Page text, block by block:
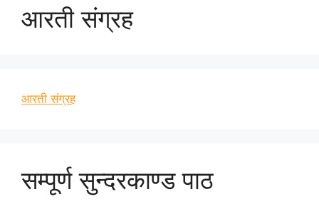
आरती संग्रह
आरती संग्रह
सम्पूर्ण सुन्दरकाण्ड पाठ